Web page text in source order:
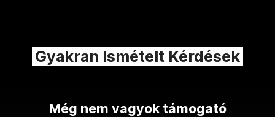
Gyakran Ismételt Kérdések
Még nem vagyok támogató